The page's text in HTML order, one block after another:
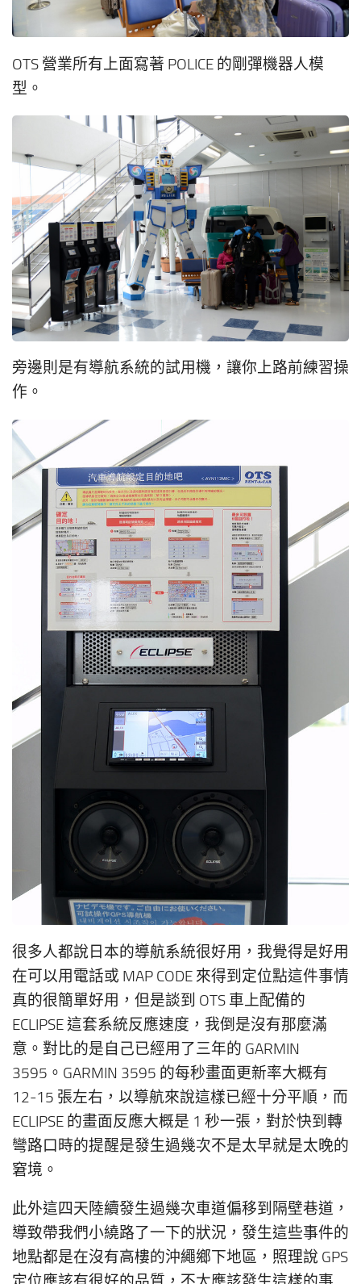
OTS 營業所有上面寫著 POLICE 的剛彈機器人模
型。
旁邊則是有導航系統的試用機，讓你上路前練習操
作。
很多人都說日本的導航系統很好用，我覺得是好用
在可以用電話或 MAP CODE 來得到定位點這件事情
真的很簡單好用，但是談到 OTS 車上配備的
ECLIPSE 這套系統反應速度，我倒是沒有那麼滿
意。對比的是自己已經用了三年的 GARMIN
3595。GARMIN 3595 的每秒畫面更新率大概有
12-15 張左右，以導航來說這樣已經十分平順，而
ECLIPSE 的畫面反應大概是 1 秒一張，對於快到轉
彎路口時的提醒是發生過幾次不是太早就是太晚的
窘境。
此外這四天陸續發生過幾次車道偏移到隔壁巷道，
導致帶我們小繞路了一下的狀況，發生這些事件的
地點都是在沒有高樓的沖繩鄉下地區，照理說 GPS